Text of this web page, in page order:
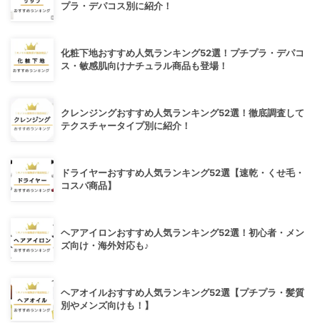
プラ・デパコス別に紹介！
化粧下地おすすめ人気ランキング52選！プチプラ・デパコ
ス・敏感肌向けナチュラル商品も登場！
クレンジングおすすめ人気ランキング52選！徹底調査して
テクスチャータイプ別に紹介！
ドライヤーおすすめ人気ランキング52選【速乾・くせ毛・
コスパ商品】
ヘアアイロンおすすめ人気ランキング52選！初心者・メン
ズ向け・海外対応も♪
ヘアオイルおすすめ人気ランキング52選【プチプラ・髪質
別やメンズ向けも！】